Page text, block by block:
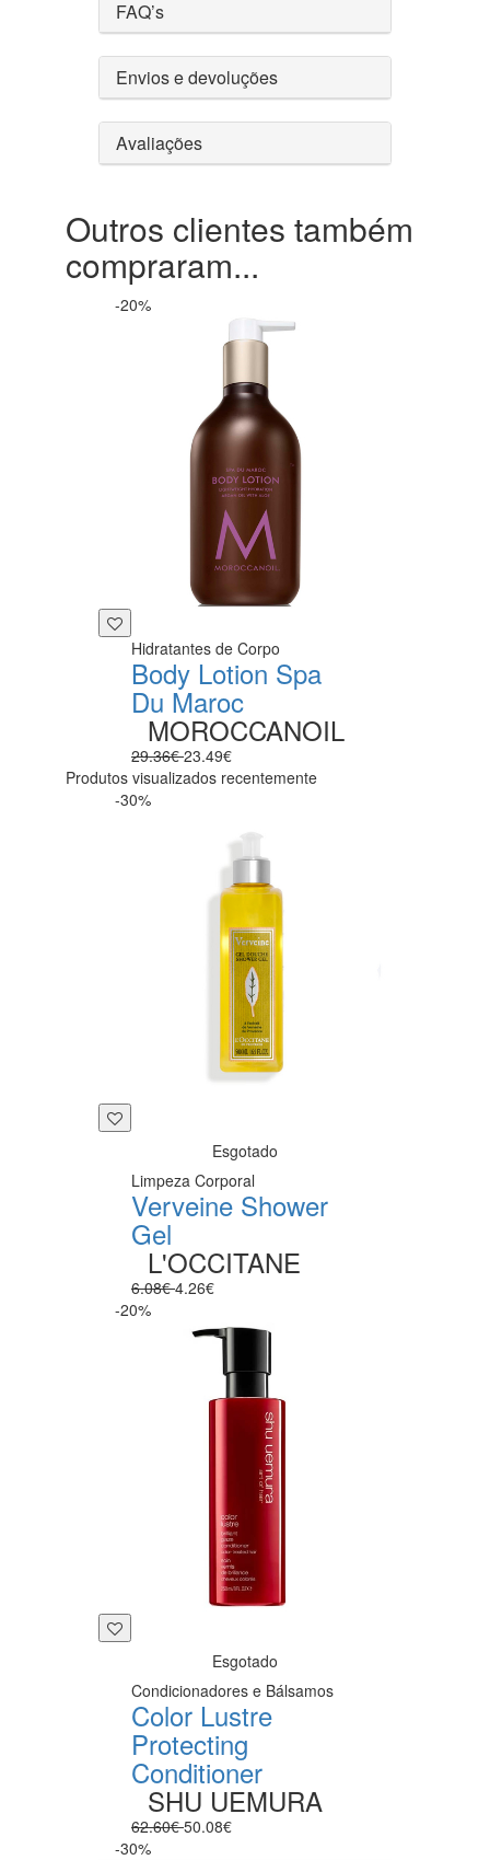
FAQ’s
Envios e devoluções
Avaliações
Outros clientes também
compraram...
-20%
Hidratantes de Corpo
Body Lotion Spa
Du Maroc
MOROCCANOIL
29.36€23.49€
Produtos visualizados recentemente
-30%
Esgotado
Limpeza Corporal
Verveine Shower
Gel
L'OCCITANE
6.08€4.26€
-20%
Esgotado
Condicionadores e Bálsamos
Color Lustre
Protecting
Conditioner
SHU UEMURA
62.60€50.08€
-30%